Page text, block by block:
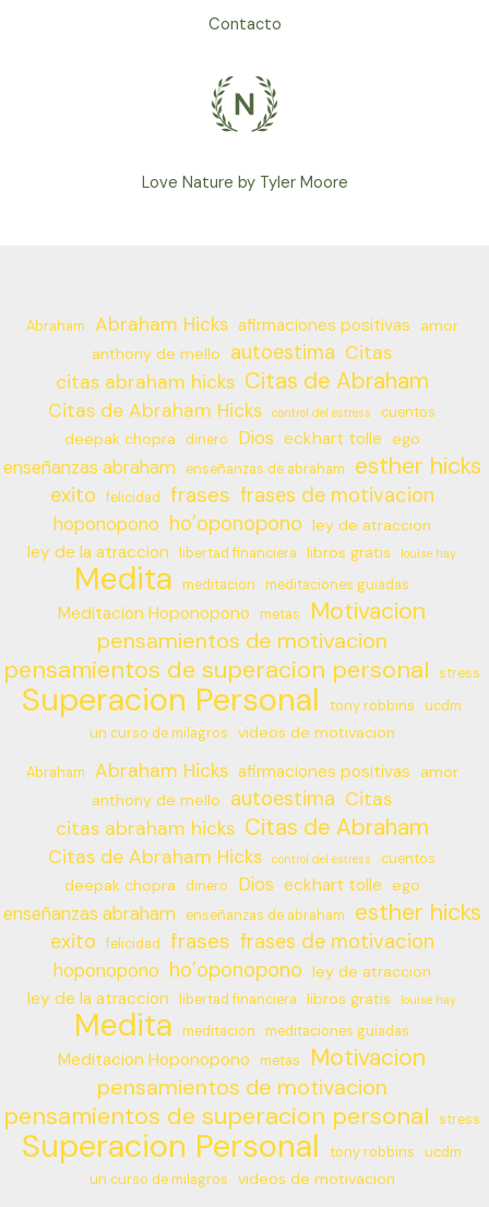
Contacto
Love Nature by Tyler Moore
Abraham Abraham Hicks afirmaciones positivas
amor
anthony de mello
autoestima Citas
citas abraham hicks Citas de Abraham
Citas de Abraham Hicks control del estress cuentos
deepak chopra dinero Dios eckhart tolle ego
enseñanzas abraham enseñanzas de abraham esther hicks
exito felicidad frases frases de motivacion
hoponopono ho’oponopono ley de atraccion
ley de la atraccion libertad financiera libros gratis louise hay
Medita meditacion meditaciones guiadas
Meditacion Hoponopono metas Motivacion
pensamientos de motivacion
pensamientos de superacion personal stress
Superacion Personal tony robbins
ucdm
un curso de milagros
videos de motivacion
Abraham Abraham Hicks afirmaciones positivas
amor
anthony de mello
autoestima Citas
citas abraham hicks Citas de Abraham
Citas de Abraham Hicks control del estress cuentos
deepak chopra dinero Dios eckhart tolle ego
enseñanzas abraham enseñanzas de abraham esther hicks
exito felicidad frases frases de motivacion
hoponopono ho’oponopono ley de atraccion
ley de la atraccion libertad financiera libros gratis louise hay
Medita meditacion meditaciones guiadas
Meditacion Hoponopono metas Motivacion
pensamientos de motivacion
pensamientos de superacion personal stress
Superacion Personal tony robbins
ucdm
un curso de milagros
videos de motivacion